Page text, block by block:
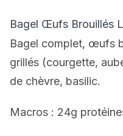
Bagel Œufs Brouillés
Bagel complet, œufs
grillés (courgette,
de chèvre, basilic.
Macros : 24g